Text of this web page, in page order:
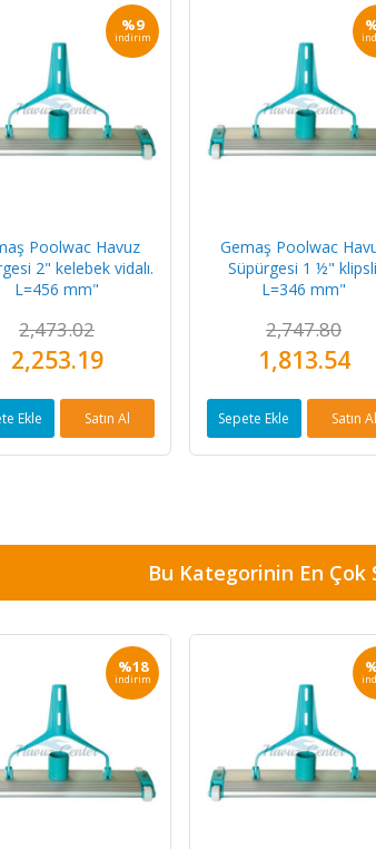
%9
indirim
Poolwac Havuz
2" kelebek vidalı.
L=456 mm"
2,473.02
2,253.19
Ekle Satın Al
Gemaş Poolwac
Süpürgesi 1 ½"
L=346 mm"
2,747.80
1,813.54
Sepete Ekle Satın Al
Bu Kategorinin En Çok
%18
indirim